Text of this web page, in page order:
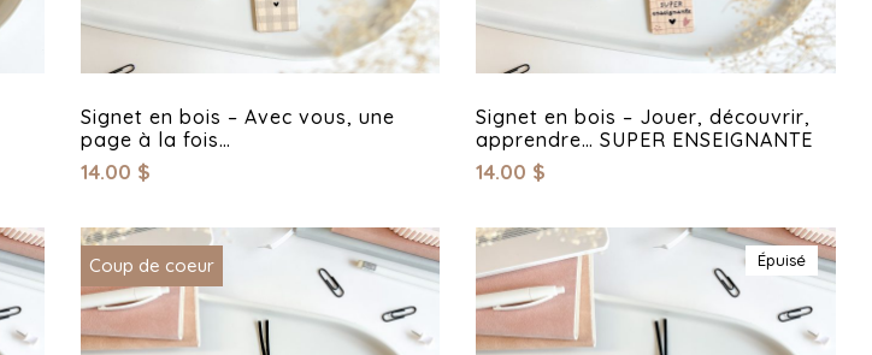
Signet en bois – Avec vous, une
page à la fois…
14.00 $
Signet en bois – Jouer, découvrir,
apprendre… SUPER ENSEIGNANTE
14.00 $
Coup de coeur Épuisé